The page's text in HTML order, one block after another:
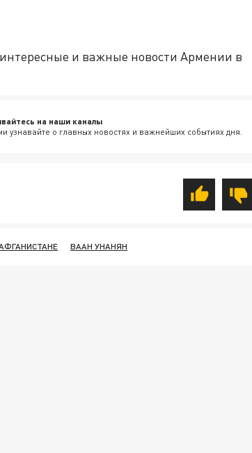
и важные новости Армении в
на наши каналы
узнавайте о главных новостях и важнейших событиях дня.
ВААН УНАНЯН